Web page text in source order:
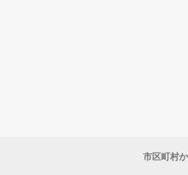
市区町村